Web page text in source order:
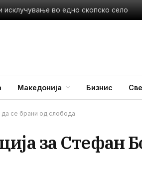
исклучување во едно скопско село
Македонија Бизнис
да се брани од слобода
за Стефан